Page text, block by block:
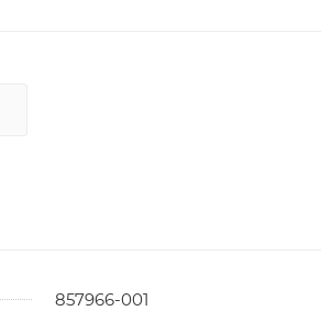
857966-001